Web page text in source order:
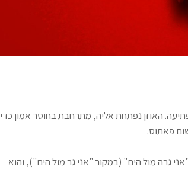
האוזן נפתחת אליה, מתרחבת בחוסר אמון כדי
פאתוס.
גרה מול הים" (במקור "אני גר מול הים"), והוא